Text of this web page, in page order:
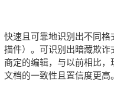
快速且可靠地识别出不同
描件）。可识别出暗藏欺
商定的编辑，与以前相比
文档的一致性且置信度更高。